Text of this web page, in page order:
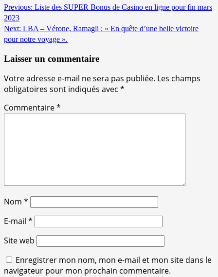
Continue
Reading
Previous: Liste des SUPER Bonus de Casino en ligne pour fin mars
2023
Next: LBA – Vérone, Ramagli : « En quête d’une belle victoire
pour notre voyage ».
Laisser un commentaire
Votre adresse e-mail ne sera pas publiée. Les champs
obligatoires sont indiqués avec *
Commentaire*
Nom *
E-mail *
Site web
Enregistrer mon nom, mon e-mail et mon site dans le
navigateur pour mon prochain commentaire.